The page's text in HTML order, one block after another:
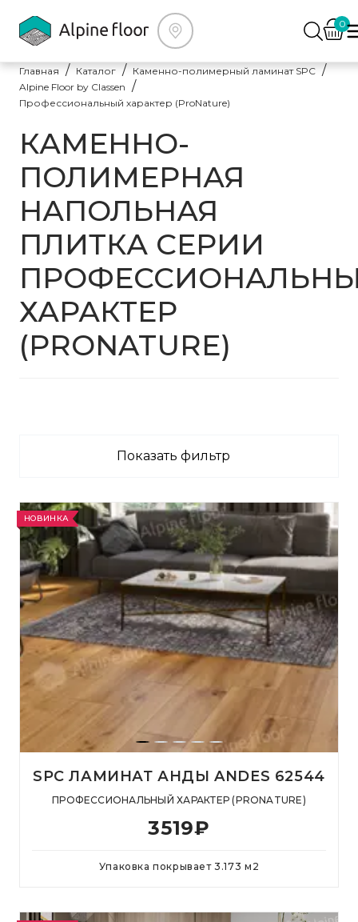
0
Главная Каталог
Каменно-полимерный ламинат SPC
Alpine Floor by Classen
Профессиональный характер (ProNature)
КАМЕННО-
ПОЛИМЕРНАЯ
НАПОЛЬНАЯ
ПЛИТКА СЕРИИ
ХАРАКТЕР
(PRONATURE)
Показать фильтр
НОВИНКА
SPC ЛАМИНАТ АНДЫ ANDES 62544
ПРОФЕССИОНАЛЬНЫЙ ХАРАКТЕР (PRONATURE)
3519₽
Упаковка покрывает3.173 м 2